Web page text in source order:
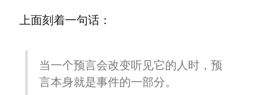
上面刻着一句话：
当一个预言会改变听见它的人时，预
言本身就是事件的一部分。